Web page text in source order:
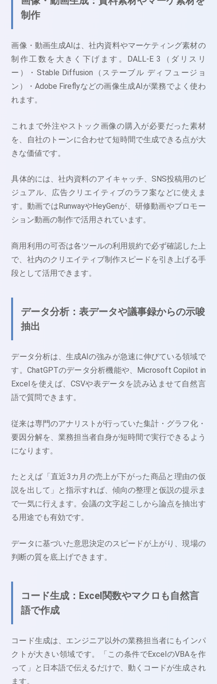
制作
画像・動画生成AIは、社内資料やマーケティング素材の
制作工数を大きく下げます。DALL-E 3（ダリスリ
ー）・Stable Diffusion（ステーブル ディフュージョ
ン）・Adobe Fireflyなどの画像生成AIが業務でよく使わ
れます。
これまで外注やストック画像の購入が必要だった素材
を、自社のトーンに合わせて短時間で生成できる点が大
きな価値です。
具体的には、社内資料のアイキャッチ、SNS投稿用のビ
ジュアル、広告クリエイティブのラフ案などに使えま
す。動画ではRunwayやHeyGenが、研修動画やプロモー
ション動画の制作で活用されています。
商用利用の可否は各ツールの利用規約で必ず確認した上
で、社内のクリエイティブ制作スピードを引き上げる手
段として活用できます。
データ分析：表データや議事録からの示唆
抽出
データ分析は、生成AIの強みが急速に伸びている領域で
す。ChatGPTのデータ分析機能や、Microsoft Copilot in
Excelを使えば、CSVや表データを読み込ませて自然言
語で質問できます。
従来は専門のアナリストが行っていた集計・グラフ化・
要因分解を、業務担当者自身が短時間で実行できるよう
になります。
たとえば「直近3カ月の売上が下がった商品と理由の仮
説を出して」と指示すれば、傾向の整理と仮説の提示ま
で一気に行えます。会議の文字起こしから論点を抽出す
る用途でも有効です。
データに基づいた意思決定のスピードが上がり、現場の
判断の質を底上げできます。
コード生成：Excel関数やマクロも自然言
語で作成
コード生成は、エンジニア以外の業務担当者にもインパ
クトが大きい領域です。「この条件でExcelのVBAを作
って」と日本語で伝えるだけで、動くコードが生成され
ます。